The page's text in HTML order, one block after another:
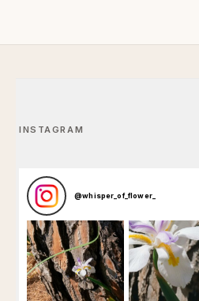
INSTAGRAM
@whisper_of_flower_